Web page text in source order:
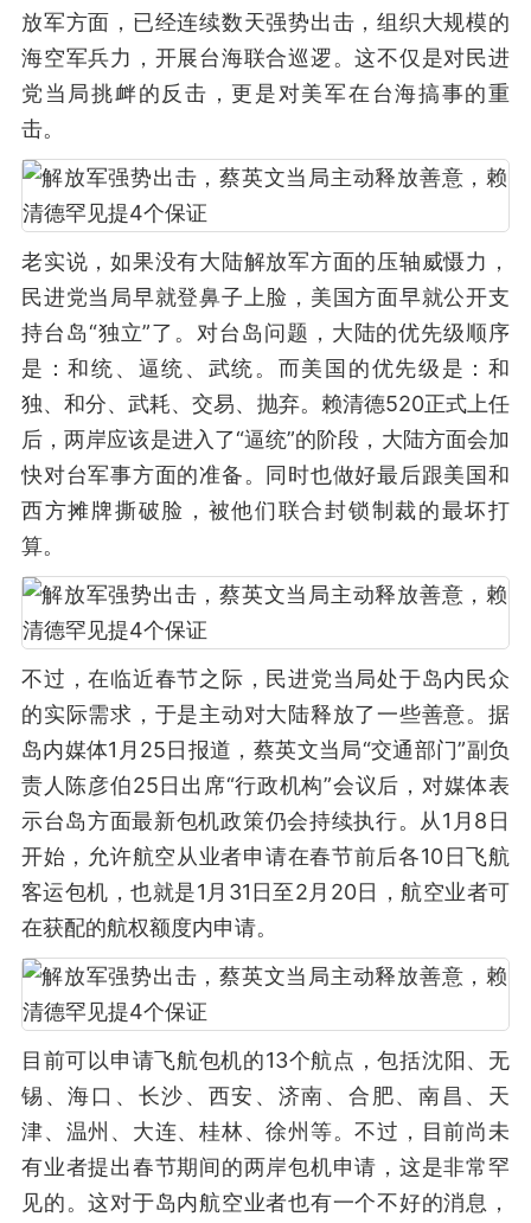
放军方面，已经连续数天强势出击，组织大规模的
海空军兵力，开展台海联合巡逻。这不仅是对民进
党当局挑衅的反击，更是对美军在台海搞事的重
击。
老实说，如果没有大陆解放军方面的压轴威慑力，
民进党当局早就登鼻子上脸，美国方面早就公开支
持台岛“独立”了。对台岛问题，大陆的优先级顺序
是：和统、逼统、武统。而美国的优先级是：和
独、和分、武耗、交易、抛弃。赖清德520正式上任
后，两岸应该是进入了“逼统”的阶段，大陆方面会加
快对台军事方面的准备。同时也做好最后跟美国和
西方摊牌撕破脸，被他们联合封锁制裁的最坏打
算。
不过，在临近春节之际，民进党当局处于岛内民众
的实际需求，于是主动对大陆释放了一些善意。据
岛内媒体1月25日报道，蔡英文当局“交通部门”副负
责人陈彦伯25日出席“行政机构”会议后，对媒体表
示台岛方面最新包机政策仍会持续执行。从1月8日
开始，允许航空从业者申请在春节前后各10日飞航
客运包机，也就是1月31日至2月20日，航空业者可
在获配的航权额度内申请。
目前可以申请飞航包机的13个航点，包括沈阳、无
锡、海口、长沙、西安、济南、合肥、南昌、天
津、温州、大连、桂林、徐州等。不过，目前尚未
有业者提出春节期间的两岸包机申请，这是非常罕
见的。这对于岛内航空业者也有一个不好的消息，